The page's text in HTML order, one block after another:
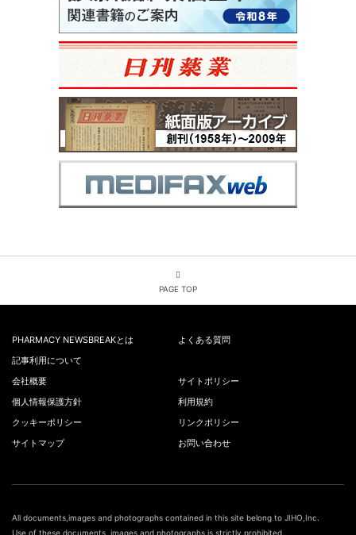
PAGE TOP
PHARMACY NEWSBREAKとは
よくある質問
記事利用について
会社概要
サイトポリシー
個人情報保護方針
利用規約
クッキーポリシー
リンクポリシー
サイトマップ
お問い合わせ
All documents,images and photographs contained in this site belong to JIHO,Inc.
Use of these documents, images and photographs is strictly prohibited.